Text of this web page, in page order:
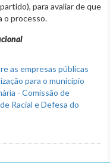
para avaliar de que
o processo.